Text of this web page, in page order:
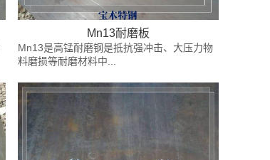
Mn13耐磨板
Mn13是高锰耐磨钢是抵抗强冲击、大压力物
料磨损等耐磨材料中...